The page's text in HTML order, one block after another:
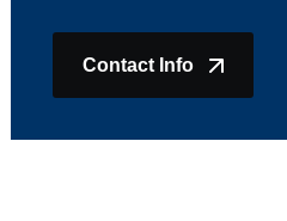
Contact Info